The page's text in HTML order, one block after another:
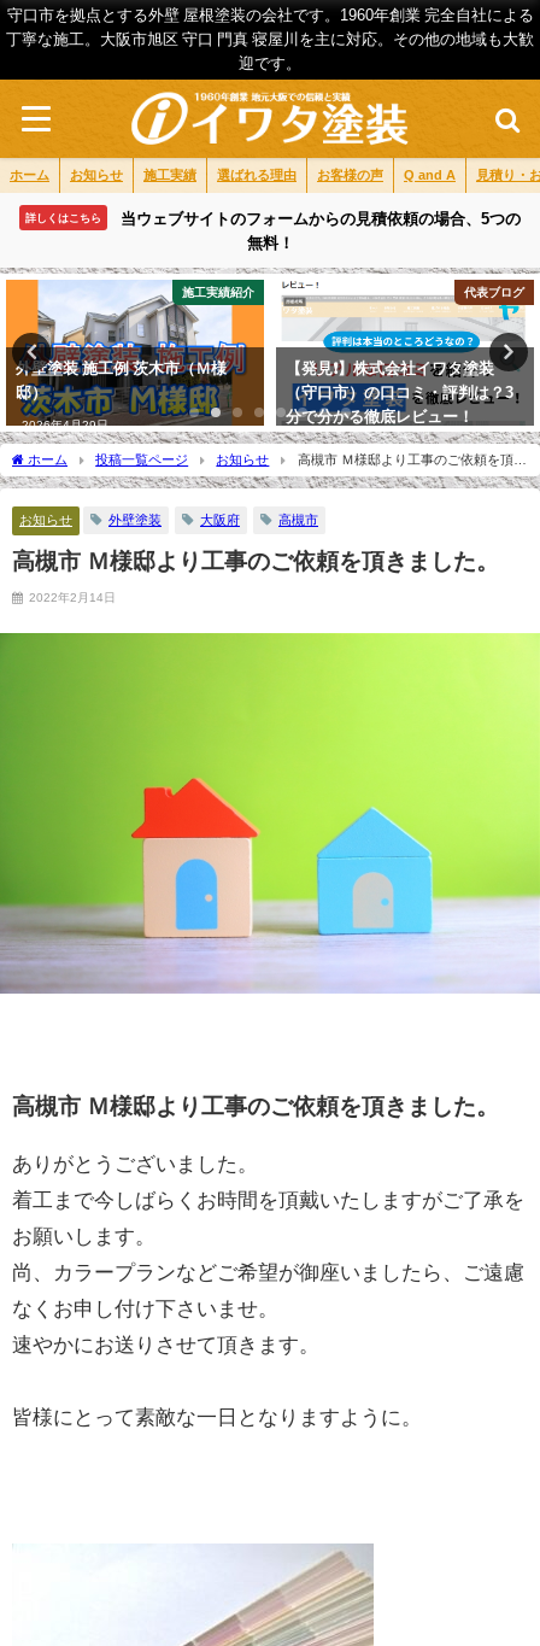
守口市を拠点とする外壁 屋根塗装の会社です。1960年創業 完全自社による
丁寧な施工。大阪市旭区 守口 門真 寝屋川を主に対応。その他の地域も大歓
迎です。
ホーム お知らせ 施工実績 選ばれる理由 お客様の声 Q and A 見積り・
詳しくはこちら
当ウェブサイトのフォームからの見積依頼の場合、5つの
無料！
施工実績紹介
外壁塗装 施工例 茨木市（Ｍ様
邸）
2026年4月29日
代表ブログ
【発見❗】株式会社イワタ塗装
（守口市）の口コミ・評判は？3
分で分かる徹底レビュー！
ホーム 投稿一覧ページ お知らせ
高槻市 Ｍ様邸より工事のご依頼を頂き
ました。
お知らせ 外壁塗装 大阪府 高槻市
高槻市 Ｍ様邸より工事のご依頼を頂きました。
2022年2月14日
高槻市 Ｍ様邸より工事のご依頼を頂きました。
ありがとうございました。
着工まで今しばらくお時間を頂戴いたしますがご了承を
お願いします。
尚、カラープランなどご希望が御座いましたら、ご遠慮
なくお申し付け下さいませ。
速やかにお送りさせて頂きます。
皆様にとって素敵な一日となりますように。